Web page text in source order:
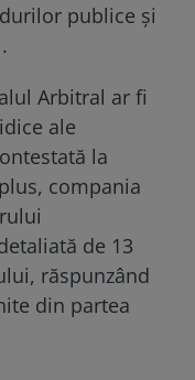
publice și
Arbitral ar fi
ale
la
compania
de 13
răspunzând
din partea